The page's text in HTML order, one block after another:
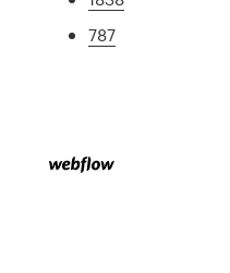
787